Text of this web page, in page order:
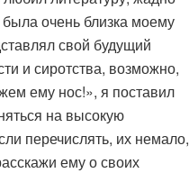
очень близка моему
свой будущий
и сиротства, возможно,
ему нос!», я поставил
на высокую
перечислять, их немало,
ему о своих